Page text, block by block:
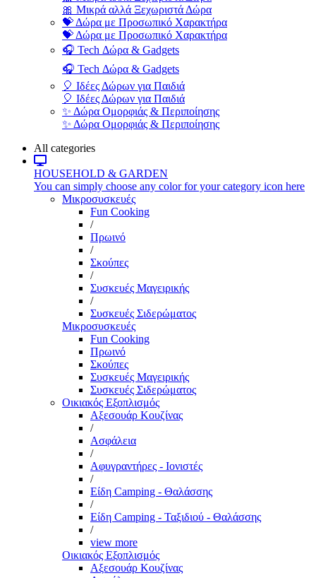
🎀 Μικρά αλλά Ξεχωριστά Δώρα
💝 Δώρα με Προσωπικό Χαρακτήρα
💝 Δώρα με Προσωπικό Χαρακτήρα
🎧 Tech Δώρα & Gadgets
🎧 Tech Δώρα & Gadgets
🎈 Ιδέες Δώρων για Παιδιά
🎈 Ιδέες Δώρων για Παιδιά
✨ Δώρα Ομορφιάς & Περιποίησης
✨ Δώρα Ομορφιάς & Περιποίησης
All categories
HOUSEHOLD & GARDEN
You can simply choose any color for your category icon here
Μικροσυσκευές
Fun Cooking
/
Πρωινό
/
Σκούπες
/
Συσκευές Μαγειρικής
/
Συσκευές Σιδερώματος
Μικροσυσκευές
Fun Cooking
Πρωινό
Σκούπες
Συσκευές Μαγειρικής
Συσκευές Σιδερώματος
Οικιακός Εξοπλισμός
Αξεσουάρ Κουζίνας
/
Ασφάλεια
/
Αφυγραντήρες - Ιονιστές
/
Είδη Camping - Θαλάσσης
/
Είδη Camping - Ταξιδιού - Θαλάσσης
/
view more
Οικιακός Εξοπλισμός
Αξεσουάρ Κουζίνας